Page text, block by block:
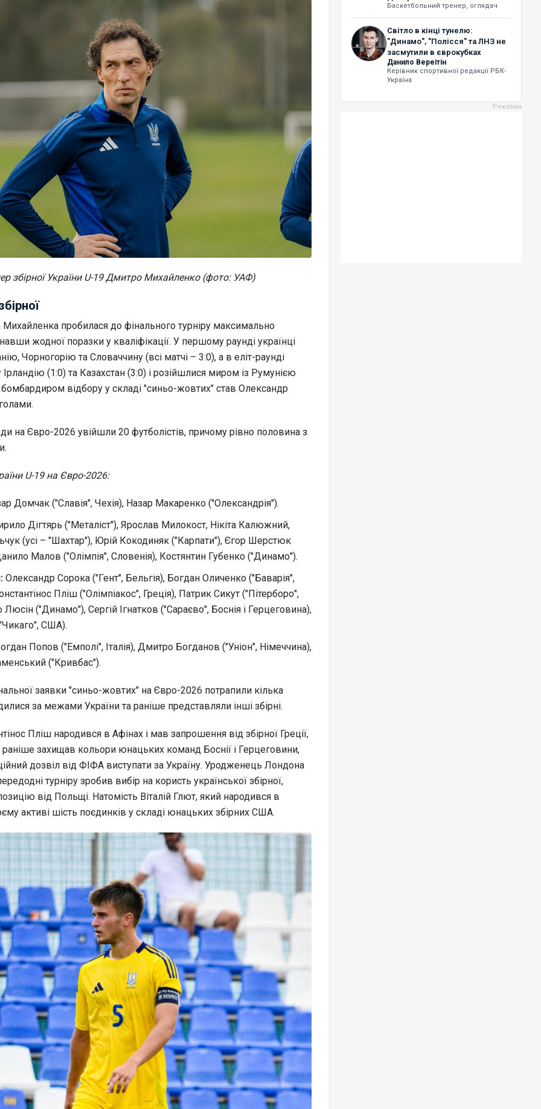
збірної України U-19 Дмитро Михайленко (фото: УАФ)
пробилася до фінального турніру максимально
жодної поразки у кваліфікації. У першому раунді українці
Чорногорію та Словаччину (всі матчі – 3:0), а в еліт-раунді
Ірландію (1:0) та Казахстан (3:0) і розійшлися миром із Румунією
відбору у складі "синьо-жовтих" став Олександр
на Євро-2026 увійшли 20 футболістів, причому рівно половина з
U-19 на Євро-2026:
Домчак ("Славія", Чехія), Назар Макаренко ("Олександрія").
Дігтярь ("Металіст"), Ярослав Милокост, Нікіта Калюжний,
(усі – "Шахтар"), Юрій Кокодиняк ("Карпати"), Єгор Шерстюк
Малов ("Олімпія", Словенія), Костянтин Губенко ("Динамо").
Олександр Сорока ("Гент", Бельгія), Богдан Оличенко ("Баварія",
Пліш ("Олімпіакос", Греція), Патрик Сикут ("Пітерборо",
Люсін ("Динамо"), Сергій Ігнатков ("Сараєво", Боснія і Герцеговина),
США).
Попов ("Емполі", Італія), Дмитро Богданов ("Уніон", Німеччина),
("Кривбас").
заявки "синьо-жовтих" на Євро-2026 потрапили кілька
за межами України та раніше представляли інші збірні.
Пліш народився в Афінах і мав запрошення від збірної Греції,
раніше захищав кольори юнацьких команд Боснії і Герцеговини,
дозвіл від ФІФА виступати за Україну. Уродженець Лондона
турніру зробив вибір на користь української збірної,
від Польщі. Натомість Віталій Глют, який народився в
активі шість поєдинків у складі юнацьких збірних США.
Баскетбольний тренер, оглядач
Світло в кінці тунелю:
"Динамо", "Полісся" та ЛНЗ не
засмутили в єврокубках
Данило Вереітін
Керівник спортивної редакції РБК-
Україна